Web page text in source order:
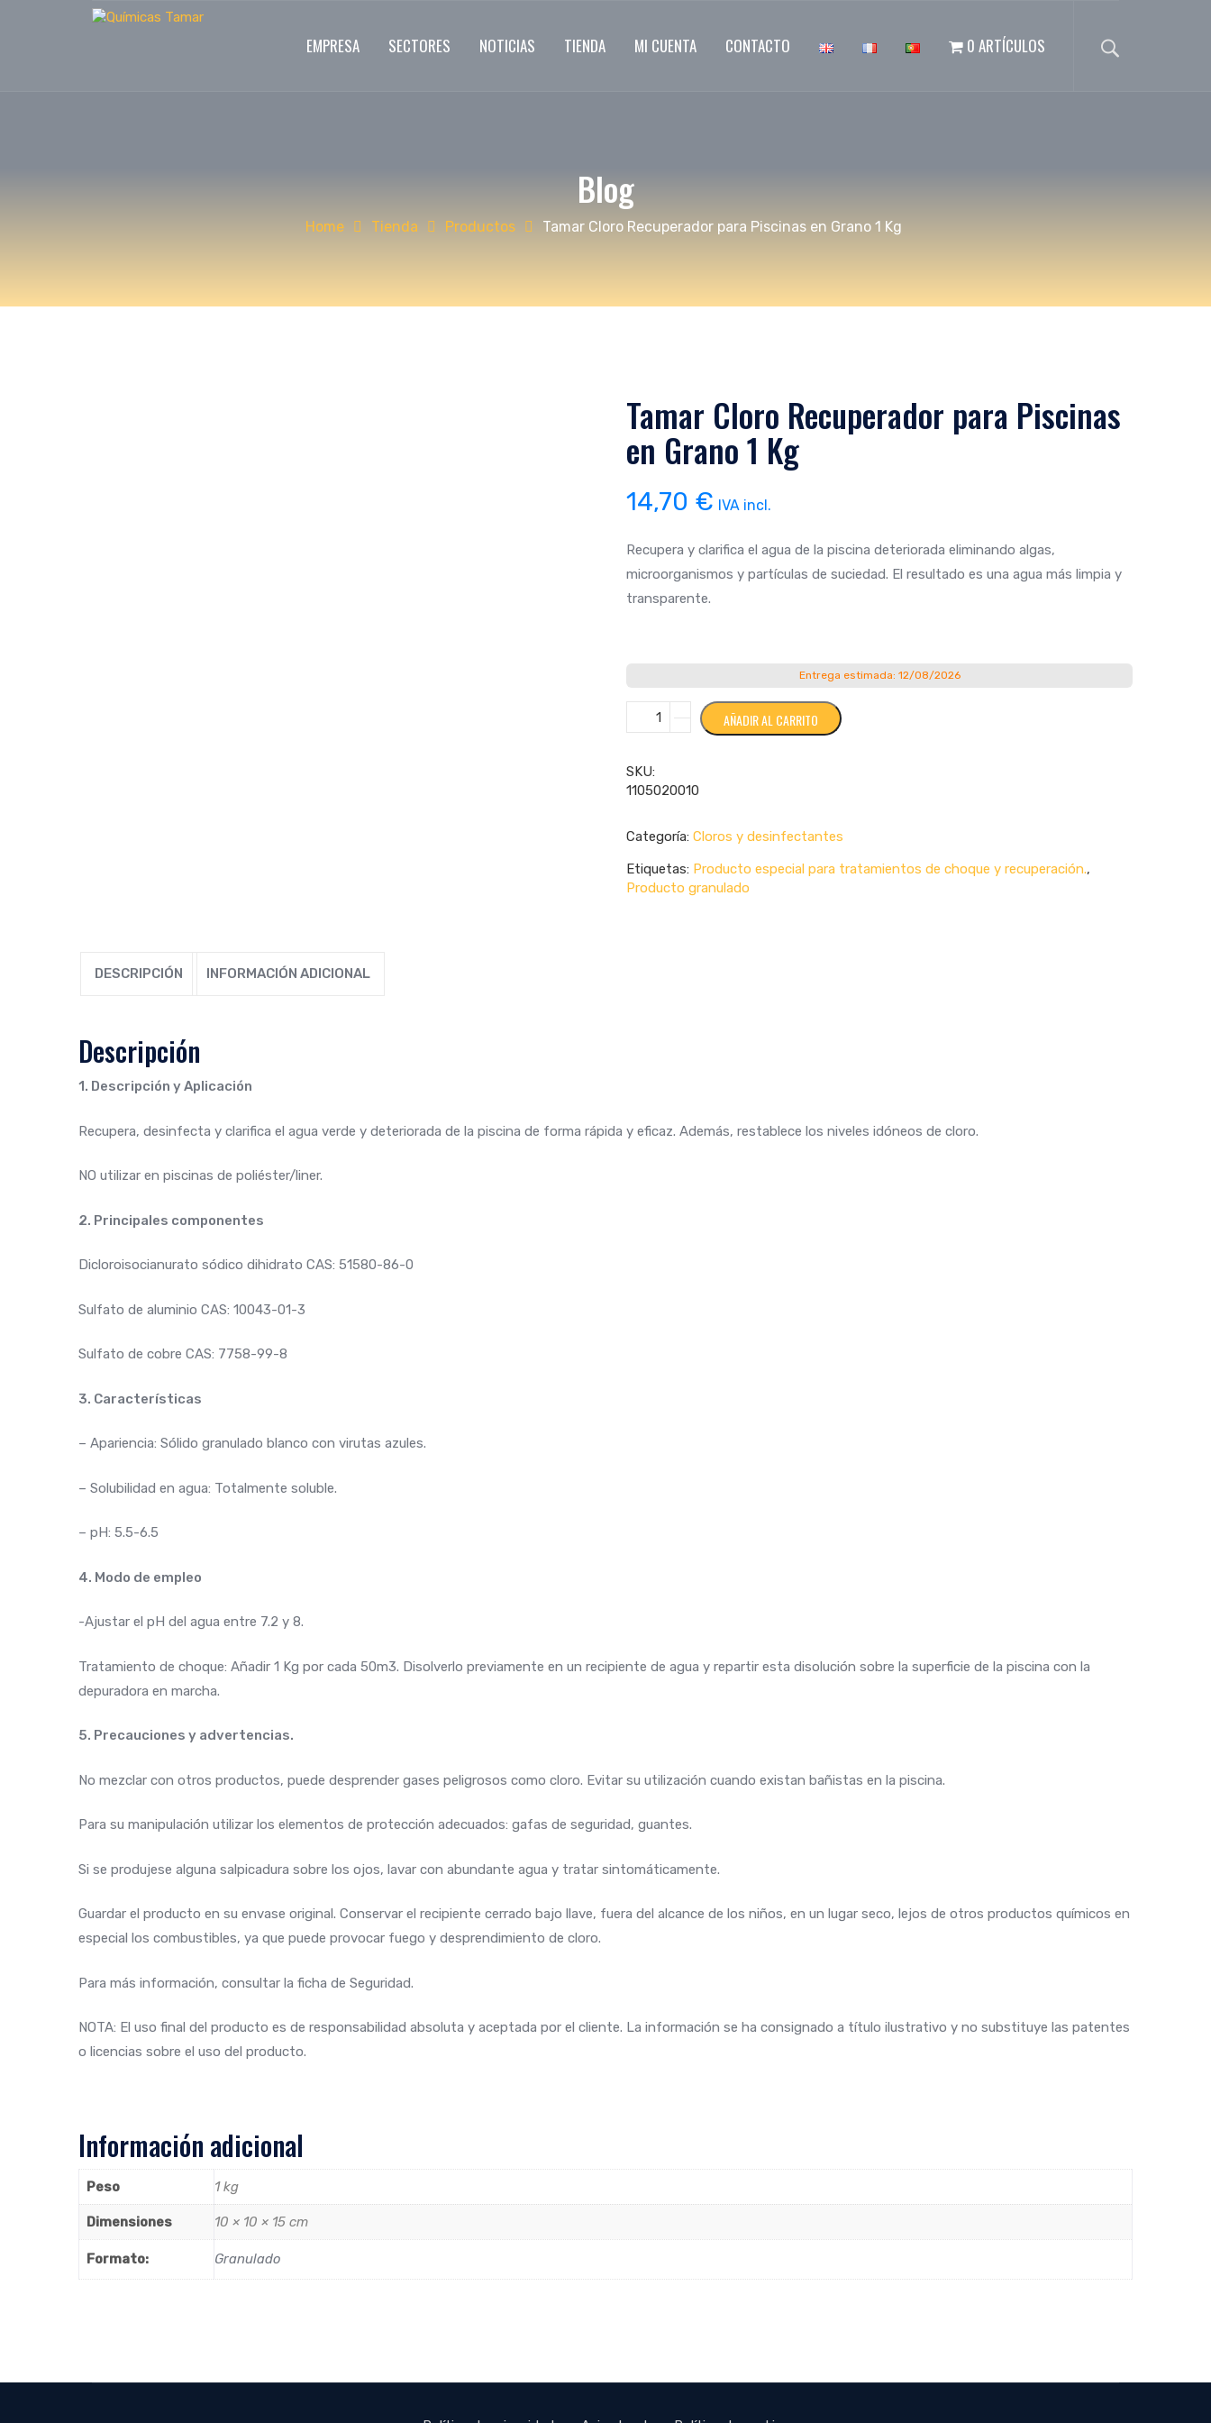
EMPRESA SECTORES NOTICIAS TIENDA MI CUENTA CONTACTO 0 ARTÍCULOS
Blog
Home Tienda Productos Tamar Cloro Recuperador para Piscinas en Grano 1 Kg
Tamar Cloro Recuperador para Piscinas
en Grano 1 Kg
14,70 € IVA incl.
Recupera y clarifica el agua de la piscina deteriorada eliminando algas,
microorganismos y partículas de suciedad. El resultado es una agua más limpia y
transparente.
Entrega estimada: 12/08/2026
Tamar
Cloro
para
Piscinas
1
Kg
cantidad
AÑADIR AL CARRITO
SKU:
1105020010
Categoría:Cloros y desinfectantes
Etiquetas: Producto especial para tratamientos de choque y recuperación.,
Producto granulado
DESCRIPCIÓN INFORMACIÓN ADICIONAL
Descripción
1. Descripción y Aplicación
Recupera, desinfecta y clarifica el agua verde y deteriorada de la piscina de forma rápida y eficaz. Además, restablece los niveles idóneos de cloro.
NO utilizar en piscinas de poliéster/liner.
2. Principales componentes
Dicloroisocianurato sódico dihidrato CAS: 51580-86-0
Sulfato de aluminio CAS: 10043-01-3
Sulfato de cobre CAS: 7758-99-8
3. Características
– Apariencia: Sólido granulado blanco con virutas azules.
– Solubilidad en agua: Totalmente soluble.
– pH: 5.5-6.5
4. Modo de empleo
-Ajustar el pH del agua entre 7.2 y 8.
Tratamiento de choque: Añadir 1 Kg por cada 50m3. Disolverlo previamente en un recipiente de agua y repartir esta disolución sobre la superficie de la piscina con la
depuradora en marcha.
5. Precauciones y advertencias.
No mezclar con otros productos, puede desprender gases peligrosos como cloro. Evitar su utilización cuando existan bañistas en la piscina.
Para su manipulación utilizar los elementos de protección adecuados: gafas de seguridad, guantes.
Si se produjese alguna salpicadura sobre los ojos, lavar con abundante agua y tratar sintomáticamente.
Guardar el producto en su envase original. Conservar el recipiente cerrado bajo llave, fuera del alcance de los niños, en un lugar seco, lejos de otros productos químicos en
especial los combustibles, ya que puede provocar fuego y desprendimiento de cloro.
Para más información, consultar la ficha de Seguridad.
NOTA: El uso final del producto es de responsabilidad absoluta y aceptada por el cliente. La información se ha consignado a título ilustrativo y no substituye las patentes
o licencias sobre el uso del producto.
Información adicional
Peso 1 kg
Dimensiones 10 × 10 × 15 cm
Formato: Granulado